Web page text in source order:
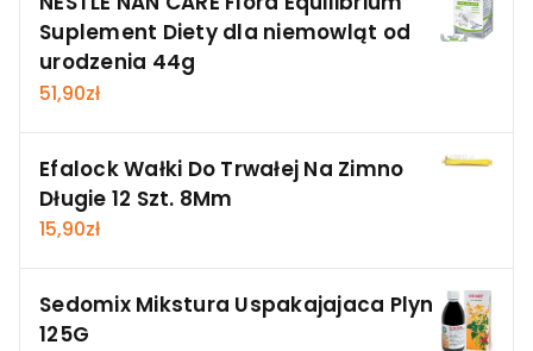
Suplement Diety dla niemowląt od
urodzenia 44g
51,90zł
Efalock Wałki Do Trwałej Na Zimno
Długie 12 Szt. 8Mm
15,90zł
Sedomix Mikstura Uspakajajaca Plyn
125G